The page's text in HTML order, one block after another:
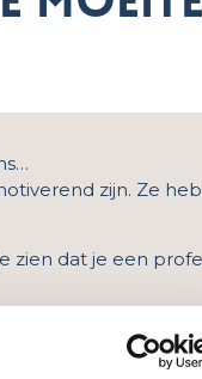
zijn. Ze
zien dat je een
Dat hoeft geen